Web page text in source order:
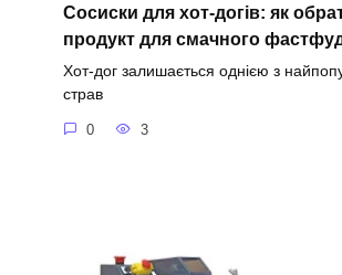
Сосиски для хот-догів: як
продукт для смачного
Хот-дог залишається однією з
страв
0 3